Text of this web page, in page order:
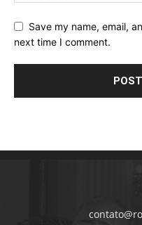
Save my name, email,
next time I comment.